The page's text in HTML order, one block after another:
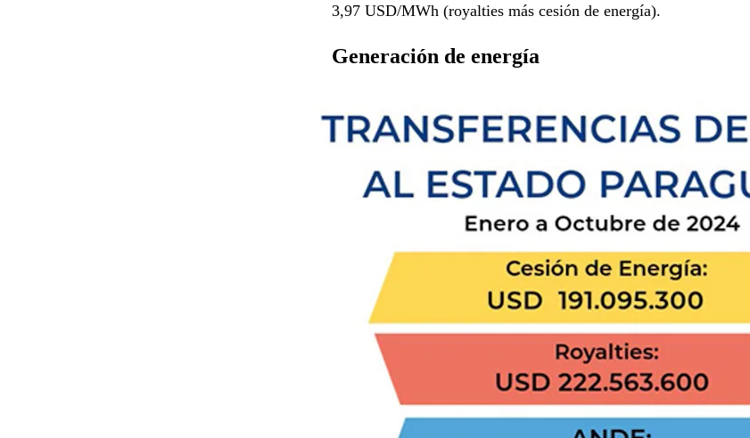
3,97 USD/MWh (royalties más cesión de energía).
Generación de energía